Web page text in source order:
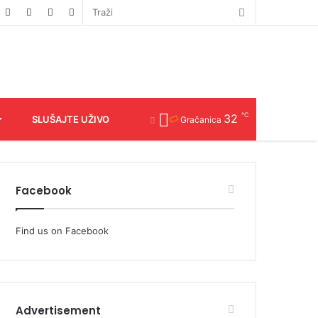
SLUŠAJTE UŽIVO Gračanica 32 ℃
Facebook
Find us on Facebook
Advertisement